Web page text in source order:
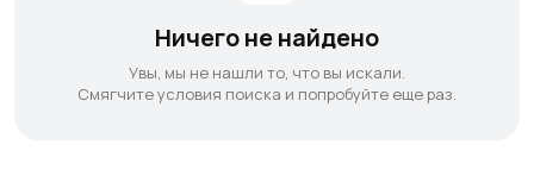
Ничего не найдено
Увы, мы не нашли то, что вы искали.
Смягчите условия поиска и попробуйте еще раз.